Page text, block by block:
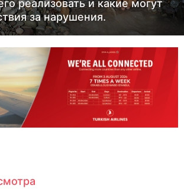
реализовать и какие могут
за нарушения.